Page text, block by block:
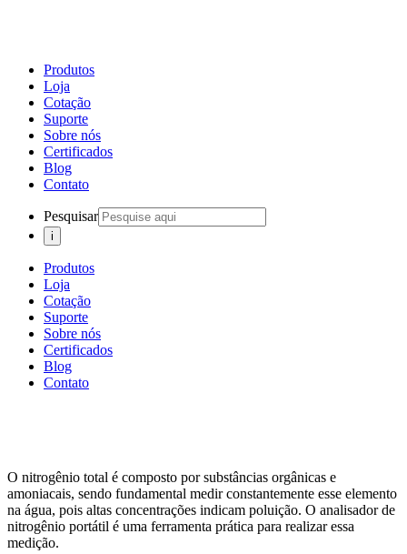
Produtos
Loja
Cotação
Suporte
Sobre nós
Certificados
Blog
Contato
Pesquisar
Produtos
Loja
Cotação
Suporte
Sobre nós
Certificados
Blog
Contato
O nitrogênio total é composto por substâncias orgânicas e
amoniacais, sendo fundamental medir constantemente esse elemento
na água, pois altas concentrações indicam poluição. O analisador de
nitrogênio portátil é uma ferramenta prática para realizar essa
medição.